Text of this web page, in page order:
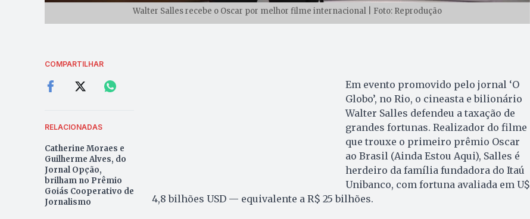
Walter Salles recebe o Oscar por melhor filme internacional | Foto: Reprodução
COMPARTILHAR
RELACIONADAS
Catherine Moraes e
Guilherme Alves, do
Jornal Opção,
brilham no Prêmio
Goiás Cooperativo de
Jornalismo
Em evento promovido pelo jornal ‘O
Globo’, no Rio, o cineasta e bilionário
Walter Salles defendeu a taxação de
grandes fortunas. Realizador do filme
que trouxe o primeiro prêmio Oscar
ao Brasil (Ainda Estou Aqui), Salles é
herdeiro da família fundadora do Itaú
Unibanco, com fortuna avaliada em U$
4,8 bilhões USD — equivalente a R$ 25 bilhões.